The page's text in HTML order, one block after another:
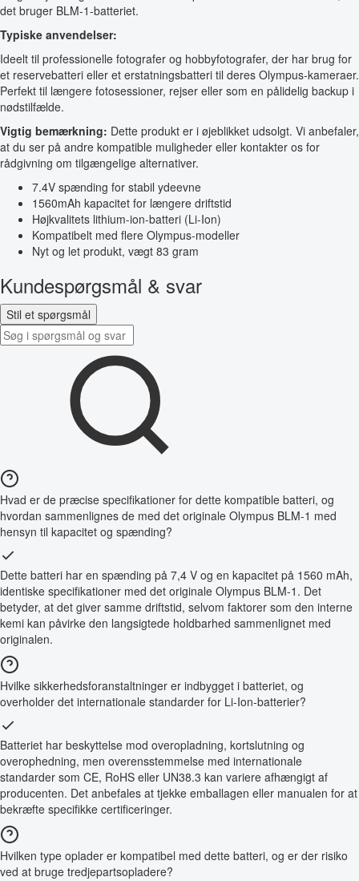
det bruger BLM-1-batteriet.
Typiske anvendelser:
Ideelt til professionelle fotografer og hobbyfotografer, der har brug for
et reservebatteri eller et erstatningsbatteri til deres Olympus-kameraer.
Perfekt til længere fotosessioner, rejser eller som en pålidelig backup i
nødstilfælde.
Vigtig bemærkning: Dette produkt er i øjeblikket udsolgt. Vi anbefaler,
at du ser på andre kompatible muligheder eller kontakter os for
rådgivning om tilgængelige alternativer.
7.4V spænding for stabil ydeevne
1560mAh kapacitet for længere driftstid
Højkvalitets lithium-ion-batteri (Li-Ion)
Kompatibelt med flere Olympus-modeller
Nyt og let produkt, vægt 83 gram
Kundespørgsmål & svar
Stil et spørgsmål
Hvad er de præcise specifikationer for dette kompatible batteri, og
hvordan sammenlignes de med det originale Olympus BLM-1 med
hensyn til kapacitet og spænding?
Dette batteri har en spænding på 7,4 V og en kapacitet på 1560 mAh,
identiske specifikationer med det originale Olympus BLM-1. Det
betyder, at det giver samme driftstid, selvom faktorer som den interne
kemi kan påvirke den langsigtede holdbarhed sammenlignet med
originalen.
Hvilke sikkerhedsforanstaltninger er indbygget i batteriet, og
overholder det internationale standarder for Li-Ion-batterier?
Batteriet har beskyttelse mod overopladning, kortslutning og
overophedning, men overensstemmelse med internationale
standarder som CE, RoHS eller UN38.3 kan variere afhængigt af
producenten. Det anbefales at tjekke emballagen eller manualen for at
bekræfte specifikke certificeringer.
Hvilken type oplader er kompatibel med dette batteri, og er der risiko
ved at bruge tredjepartsopladere?